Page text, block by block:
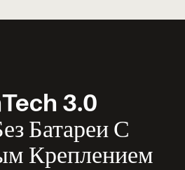
3.0
Батареи С
Креплением